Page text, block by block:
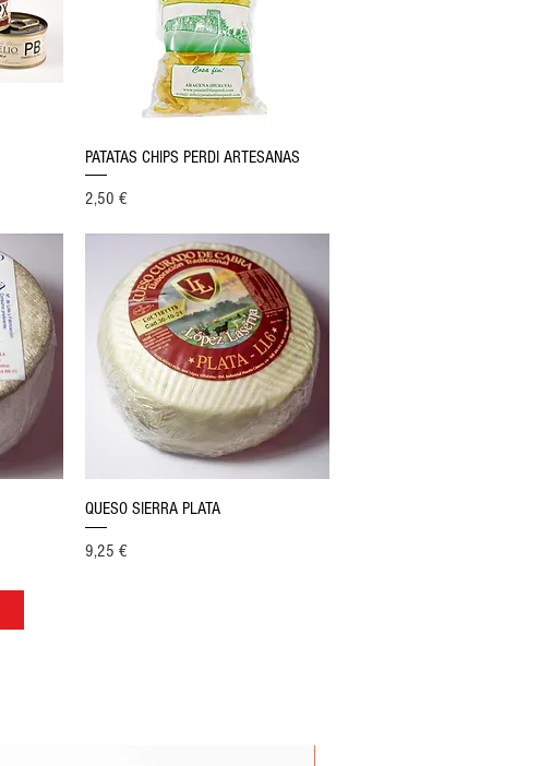
Vista rápida
PATATAS CHIPS PERDI ARTESANAS
Precio
2,50 €
Vista rápida
QUESO SIERRA PLATA
Precio
9,25 €